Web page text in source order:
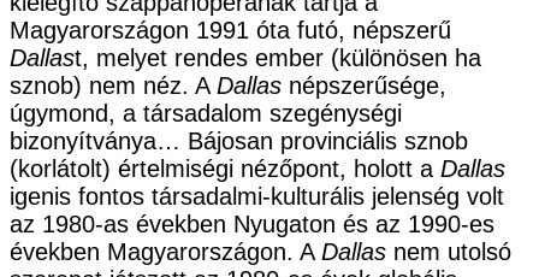
Magyarországon 1991 óta futó, népszerű
Dallast, melyet rendes ember (különösen ha
sznob) nem néz. A Dallas népszerűsége,
úgymond, a társadalom szegénységi
bizonyítványa… Bájosan provinciális sznob
(korlátolt) értelmiségi nézőpont, holott a Dallas
igenis fontos társadalmi-kulturális jelenség volt
az 1980-as években Nyugaton és az 1990-es
években Magyarországon. A Dallas nem utolsó